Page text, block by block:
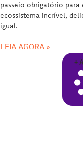
passeio obrigatório para
ecossistema incrível,
igual.
LEIA AGORA »
+